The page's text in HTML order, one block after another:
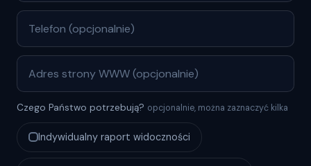
Czego Państwo potrzebują? opcjonalnie, można zaznaczyć kilka
Indywidualny raport widoczności